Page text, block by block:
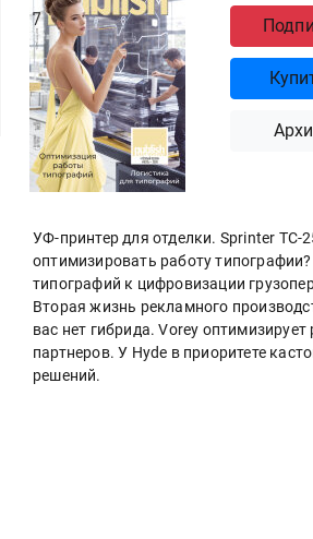
УФ-принтер для отделки. Sprinter ТС-
оптимизировать работу
типографий к цифровизации
Вторая жизнь рекламного
вас нет гибрида. Vorey оптимизирует
партнеров. У Hyde в приоритете
решений.